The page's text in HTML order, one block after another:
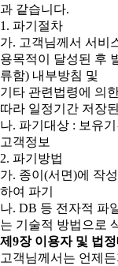
과 같습니다.
1. 파기절차
가. 고객님께서 서비
용목적이 달성된 후
류함) 내부방침 및
기타 관련법령에 의
따라 일정기간 저장
나. 파기대상 : 보유
고객정보
2. 파기방법
가. 종이(서면)에 작
하여 파기
나. DB 등 전자적 파
는 기술적 방법으로
제9장 이용자 및 법
고객님께서는 언제